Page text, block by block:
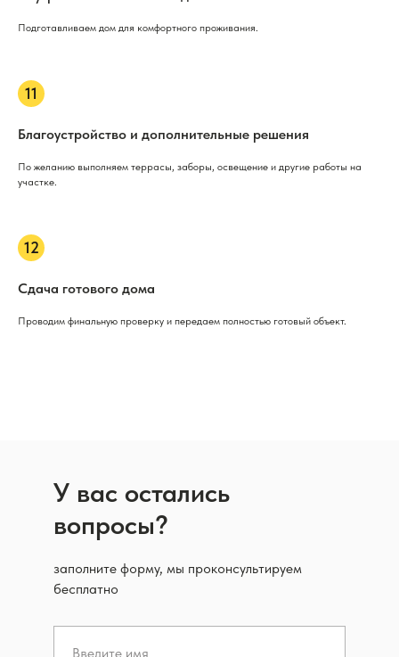
Подготавливаем дом для комфортного проживания.
Благоустройство и дополнительные решения
По желанию выполняем террасы, заборы, освещение и другие работы на
участке.
Сдача готового дома
Проводим финальную проверку и передаем полностью готовый объект.
У вас остались
вопросы?
заполните форму, мы проконсультируем
бесплатно